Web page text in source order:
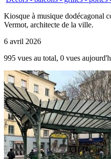
Kiosque à musique dodécagonal
Vermot, architecte de la ville.
6 avril 2026
995 vues au total, 0 vues